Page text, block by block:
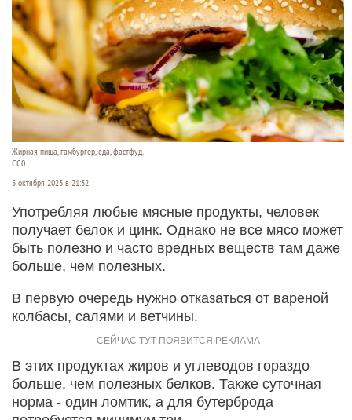
Жирная пища, гамбургер, еда, фастфуд.
СС0
5 октября 2023 в 21:32
Употребляя любые мясные продукты, человек
получает белок и цинк. Однако не все мясо может
быть полезно и часто вредных веществ там даже
больше, чем полезных.
В первую очередь нужно отказаться от вареной
колбасы, салями и ветчины.
В этих продуктах жиров и углеводов гораздо
больше, чем полезных белков. Также суточная
норма - один ломтик, а для бутерброда